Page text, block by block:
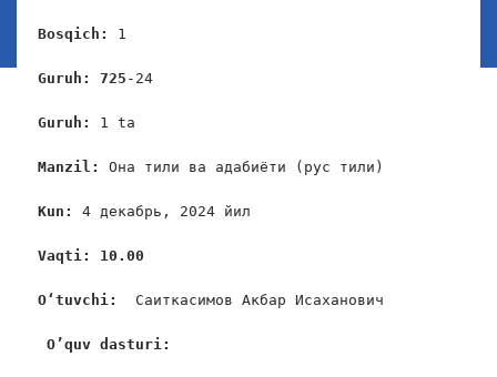
Bosqich: 1
Guruh: 725 -24
Guruh: 1 ta
Manzil: Она тили ва адабиёти (рус тили)
Kun: 4 декабрь, 2024 йил
Vaqti: 10.00
Oʻtuvchi: Саиткасимов Акбар Исаханович
O’quv dasturi: